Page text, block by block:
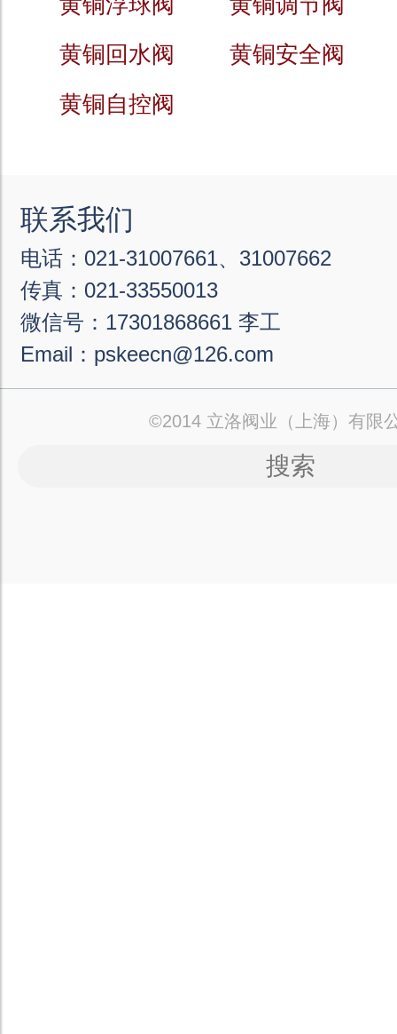
黄铜回水阀
黄铜安全阀
黄铜自控阀
联系我们
电话：021-31007661、31007662
传真：021-33550013
微信号：17301868661 李工
Email：pskeecn@126.com
©2014 立洛阀业（上海）有限